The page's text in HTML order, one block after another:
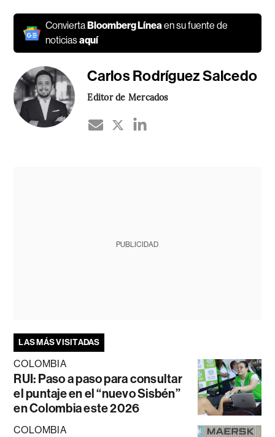
Convierta Bloomberg Líneaen su fuente de
noticiasaquí
Carlos Rodríguez Salcedo
Editor de Mercados
PUBLICIDAD
LAS MÁS VISITADAS
COLOMBIA
RUI: Paso a paso para consultar
el puntaje en el “nuevo Sisbén”
en Colombia este 2026
COLOMBIA